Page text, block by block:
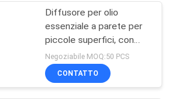
dell'olio
Diffusore per olio
essenziale a parete per
piccole superfici, con
involucro metallico
Negoziabile MOQ:50 PCS
CONTATTO